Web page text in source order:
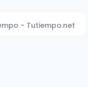
- Tutiempo.net